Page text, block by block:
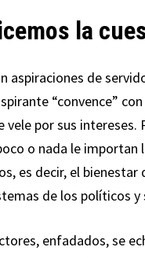
la
aspiraciones de
“convence”
vele por sus
o nada le importan
es decir, el
de los políticos y
enfadados, se